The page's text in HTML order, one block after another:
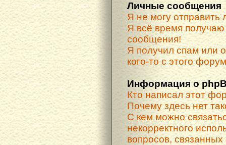
Личные сообщения
Я не могу
Я всё время
сообщения!
Я получил спам или
кого-то с этого
Информация о
Кто написал этот
Почему здесь нет
С кем можно
некорректного
вопросов,